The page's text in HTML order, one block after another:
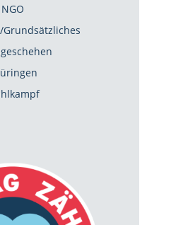
NGO
Grundsätzliches